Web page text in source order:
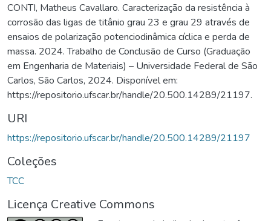
CONTI, Matheus Cavallaro. Caracterização da resistência à
corrosão das ligas de titânio grau 23 e grau 29 através de
ensaios de polarização potenciodinâmica cíclica e perda de
massa. 2024. Trabalho de Conclusão de Curso (Graduação
em Engenharia de Materiais) – Universidade Federal de São
Carlos, São Carlos, 2024. Disponível em:
https://repositorio.ufscar.br/handle/20.500.14289/21197.
URI
https://repositorio.ufscar.br/handle/20.500.14289/21197
Coleções
TCC
Licença Creative Commons